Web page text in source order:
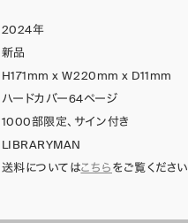
2024年
新品
H171mm x W220mm x D11mm
ハードカバー64ページ
1000部限定、サイン付き
LIBRARYMAN
送料についてはこちらをご覧ください